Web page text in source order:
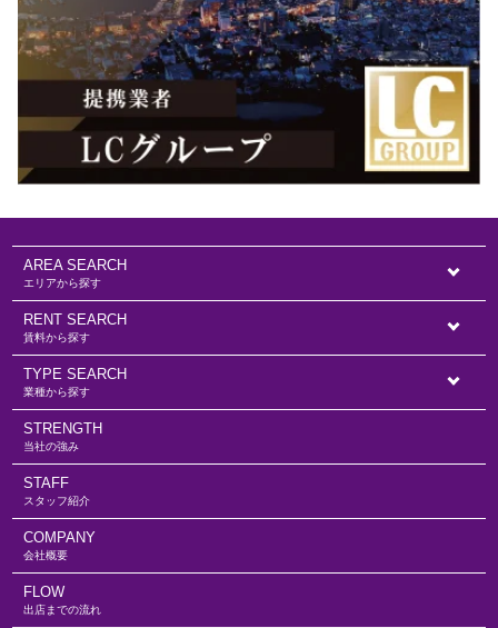
エリアから探す
AREA SEARCH
賃料から探す
RENT SEARCH
業種から探す
TYPE SEARCH
当社の強み
STRENGTH
スタッフ紹介
STAFF
会社概要
COMPANY
出店までの流れ
FLOW